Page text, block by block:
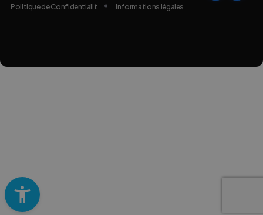
Politique de Confidentialit
Informations légales